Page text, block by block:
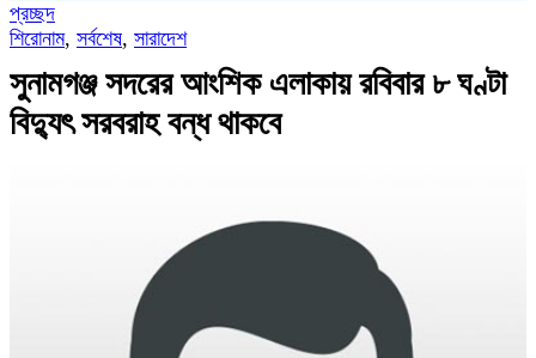
প্রচ্ছদ
শিরোনাম, সর্বশেষ, সারাদেশ
সুনামগঞ্জ সদরের আংশিক এলাকায় রবিবার ৮ ঘণ্টা
বিদ্যুৎ সরবরাহ বন্ধ থাকবে